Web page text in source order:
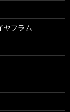
ヤフラム